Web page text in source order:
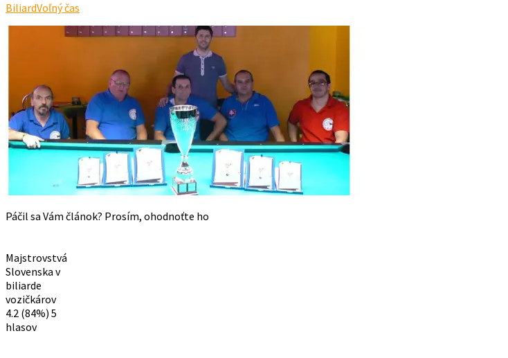
BiliardVoľný čas
Páčil sa Vám článok? Prosím, ohodnoťte ho
Majstrovstvá
Slovenska v
biliarde
vozičkárov
4.2 (84%) 5
hlasov